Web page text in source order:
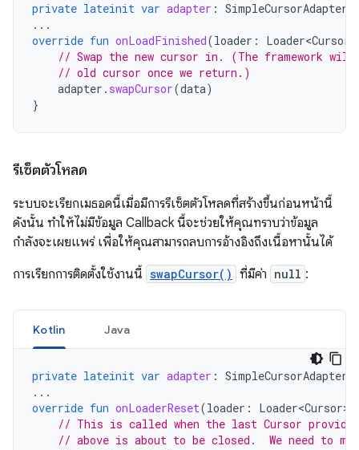
private lateinit var adapter : SimpleCursorAdapter
...
override fun onLoadFinished(loader : Loader<Cursor>
// Swap the new cursor in. (The framework
// old cursor once we return.)
adapter . swapCursor(data)
}
รีเซ็ตตัวโหลด
ระบบจะเรียกเมธอดนี้เมื่อมีการรีเซ็ตตัวโหลดที่สร้างขึ้นก่อนหน้านี้
ดังนั้น ทำให้ไม่มีข้อมูล Callback นี้จะช่วยให้คุณทราบว่าข้อมูล
กำลังจะเผยแพร่ เพื่อให้คุณสามารถลบการอ้างอิงถึงเนื้อหานั้นได้
การเรียกการติดตั้งใช้งานนี้ swapCursor() ที่มีค่า null :
Kotlin Java
private lateinit var adapter : SimpleCursorAdapter
...
override fun onLoaderReset(loader : Loader<Cursor>
// This is called when the last Cursor
// above is about to be closed.  We need to